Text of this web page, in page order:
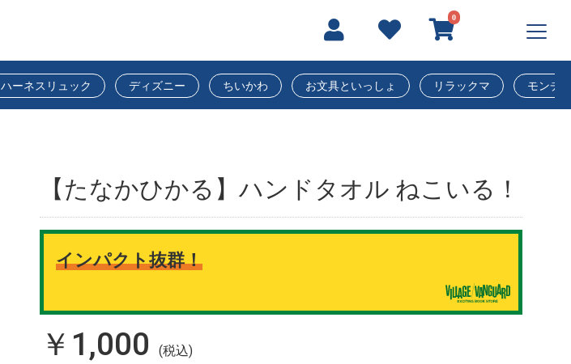
0
ハーネスリュック ディズニー ちいかわ お文具といっしょ リラックマ モンチ
【たなかひかる】ハンドタオル ねこいる！
インパクト抜群！
￥1,000
(税込)